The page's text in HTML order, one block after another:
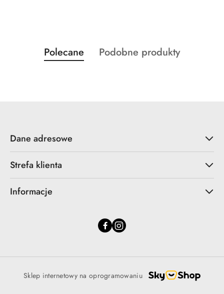
Pomiń karuzelę produktów
Produkty
o
Polecane
Produkty
Podobne produkty
Dane adresowe
Strefa klienta
Informacje
Sklep internetowy na oprogramowaniu